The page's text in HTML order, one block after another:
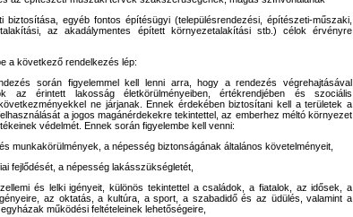
biztosítása, egyéb fontos építésügyi (településrendezési, építészeti-műszaki,
az akadálymentes épített környezetalakítási stb.) célok érvényre
a következő rendelkezés lép:
során figyelemmel kell lenni arra, hogy a rendezés végrehajtásával
az érintett lakosság életkörülményeiben, értékrendjében és szociális
ne járjanak. Ennek érdekében biztosítani kell a területek a
a jogos magánérdekekre tekintettel, az emberhez méltó környezet
védelmét. Ennek során figyelembe kell venni:
munkakörülmények, a népesség biztonságának általános követelményeit,
fejlődését, a népesség lakásszükségletét,
és lelki igényeit, különös tekintettel a családok, a fiatalok, az idősek, a
az oktatás, a kultúra, a sport, a szabadidő és az üdülés, valamint a
működési feltételeinek lehetőségeire,